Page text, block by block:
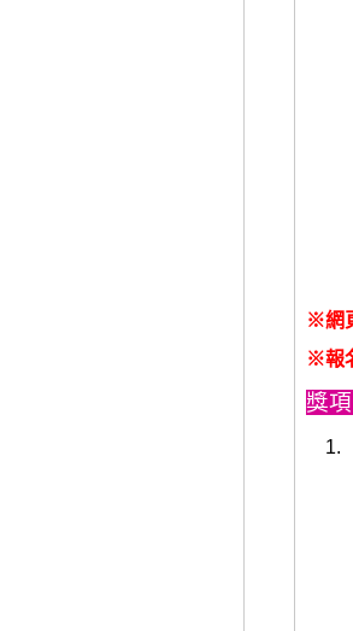
※網
※報
獎項
1.